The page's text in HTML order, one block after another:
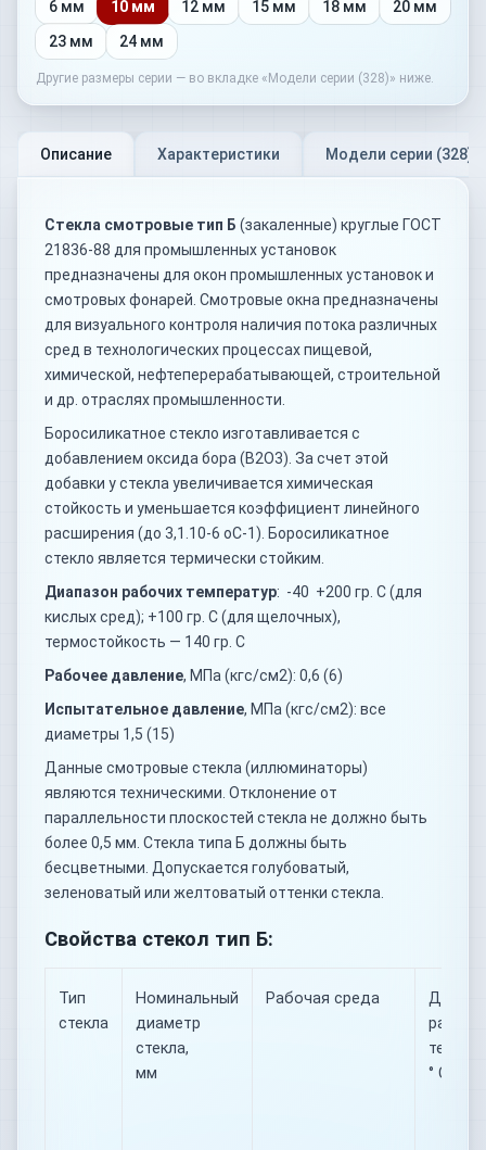
6 мм 10 мм 12 мм 15 мм 18 мм
20 мм
23 мм
24 мм
Другие размеры серии — во вкладке «Модели серии (328)» ниже.
Описание Характеристики Модели серии (328)
Стекла смотровые тип Б (закаленные) круглые ГОСТ
21836-88 для промышленных установок
предназначены для окон промышленных установок и
смотровых фонарей. Смотровые окна предназначены
для визуального контроля наличия потока различных
сред в технологических процессах пищевой,
химической, нефтеперерабатывающей, строительной
и др. отраслях промышленности.
Боросиликатное стекло изготавливается с
добавлением оксида бора (B2O3). За счет этой
добавки у стекла увеличивается химическая
стойкость и уменьшается коэффициент линейного
расширения (до 3,1.10-6 оС-1). Боросиликатное
стекло является термически стойким.
Диапазон рабочих температур: -40 +200 гр. С (для
кислых сред); +100 гр. С (для щелочных),
термостойкость — 140 гр. С
Рабочее давление, МПа (кгс/см2): 0,6 (6)
Испытательное давление, МПа (кгс/см2): все
диаметры 1,5 (15)
Данные смотровые стекла (иллюминаторы)
являются техническими. Отклонение от
параллельности плоскостей стекла не должно быть
более 0,5 мм. Стекла типа Б должны быть
бесцветными. Допускается голубоватый,
зеленоватый или желтоватый оттенки стекла.
Свойства стекол тип Б:
Тип
стекла
Номинальный
диаметр
стекла,
мм
Рабочая среда
° С